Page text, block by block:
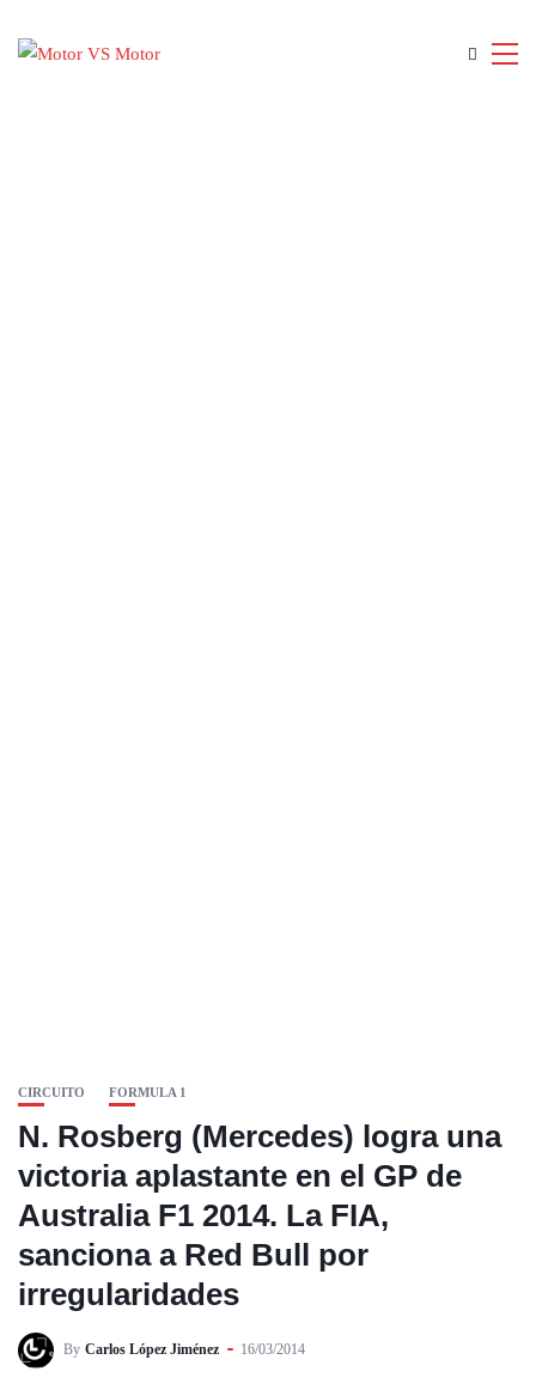
CIRCUITO FORMULA 1
N. Rosberg (Mercedes) logra una
victoria aplastante en el GP de
Australia F1 2014. La FIA,
sanciona a Red Bull por
irregularidades
By Carlos López Jiménez 16/03/2014